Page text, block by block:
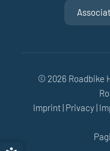
© 2026 Roadbike
Imprint| Privacy|